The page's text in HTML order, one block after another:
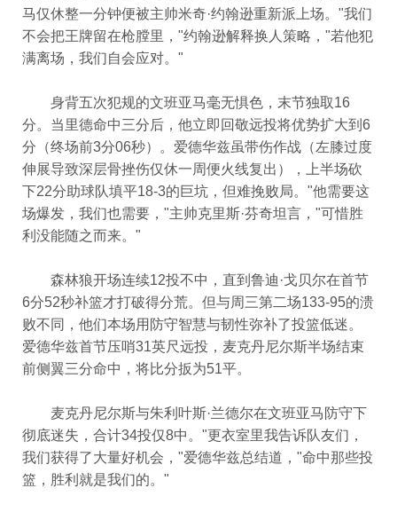
马仅休整一分钟便被主帅米奇·约翰逊重新派上场。"我们
不会把王牌留在枪膛里，"约翰逊解释换人策略，"若他犯
满离场，我们自会应对。"
身背五次犯规的文班亚马毫无惧色，末节独取16
分。当里德命中三分后，他立即回敬远投将优势扩大到6
分（终场前3分06秒）。爱德华兹虽带伤作战（左膝过度
伸展导致深层骨挫伤仅休一周便火线复出），上半场砍
下22分助球队填平18-3的巨坑，但难挽败局。"他需要这
场爆发，我们也需要，"主帅克里斯·芬奇坦言，"可惜胜
利没能随之而来。"
森林狼开场连续12投不中，直到鲁迪·戈贝尔在首节
6分52秒补篮才打破得分荒。但与周三第二场133-95的溃
败不同，他们本场用防守智慧与韧性弥补了投篮低迷。
爱德华兹首节压哨31英尺远投，麦克丹尼尔斯半场结束
前侧翼三分命中，将比分扳为51平。
麦克丹尼尔斯与朱利叶斯·兰德尔在文班亚马防守下
彻底迷失，合计34投仅8中。"更衣室里我告诉队友们，
我们获得了大量好机会，"爱德华兹总结道，"命中那些投
篮，胜利就是我们的。"